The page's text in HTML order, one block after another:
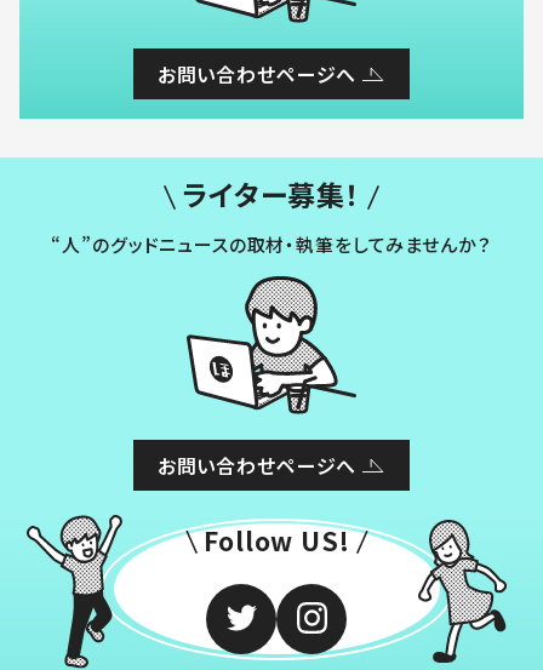
お問い合わせページへ
ライター募集！
“人”のグッドニュースの取材・執筆をしてみませんか？
お問い合わせページへ
Follow US!